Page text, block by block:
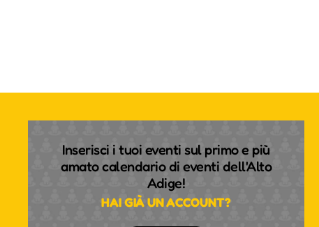
Inserisci i tuoi eventi sul primo e più
amato calendario di eventi dell'Alto
Adige!
HAI GIÀ UN ACCOUNT?